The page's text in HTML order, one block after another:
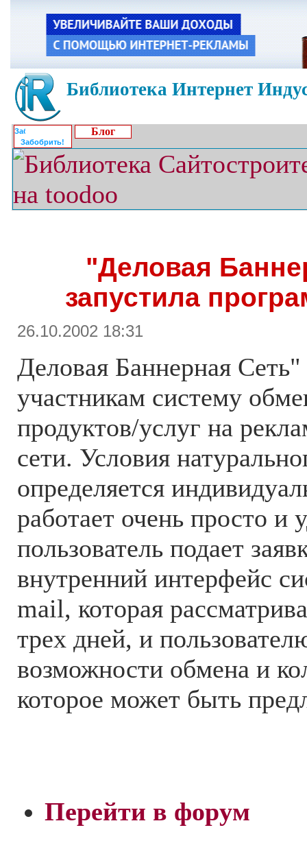
Библиотека Интернет
Забобрить!
Блог
"Деловая
запустила
26.10.2002 18:31
Деловая Баннерная
участникам систему
продуктов/услуг на
сети. Условия
определяется
работает очень просто и
пользователь подает
внутренний интерфейс
mail, которая
трех дней, и
возможности обмена и
которое может быть
Перейти в форум